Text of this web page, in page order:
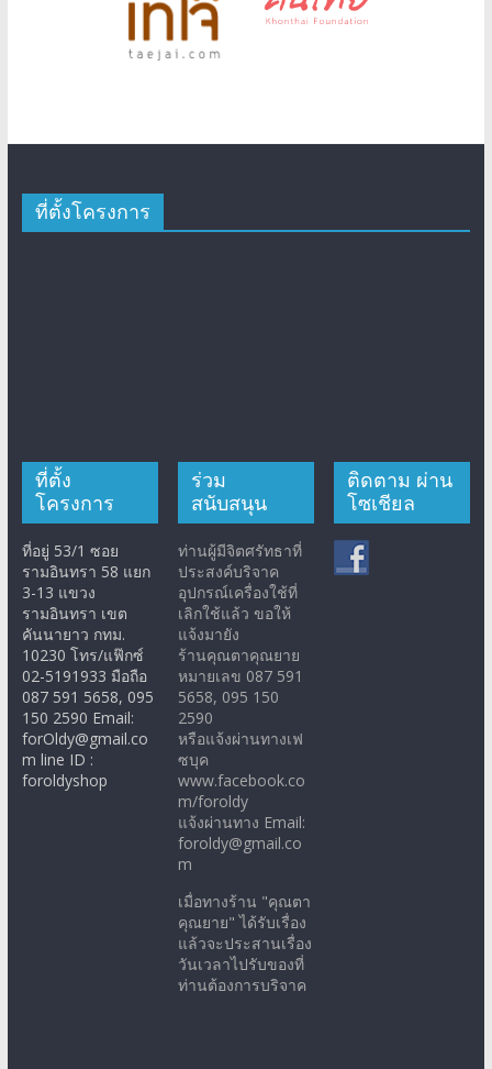
ที่ตั้งโครงการ
ที่ตั้ง
โครงการ
ที่อยู่ 53/1 ซอย
รามอินทรา 58 แยก
3-13 แขวง
รามอินทรา เขต
คันนายาว กทม.
10230 โทร/แฟ๊กซ์
02-5191933 มือถือ
087 591 5658, 095
150 2590 Email:
forOldy@gmail.co
m line ID :
foroldyshop
ร่วม
สนับสนุน
ท่านผู้มีจิตศรัทธาที่
ประสงค์บริจาค
อุปกรณ์เครื่องใช้ที่
เลิกใช้แล้ว ขอให้
แจ้งมายัง
ร้านคุณตาคุณยาย
หมายเลข 087 591
5658, 095 150
2590
หรือแจ้งผ่านทางเฟ
ซบุค
www.facebook.co
m/foroldy
แจ้งผ่านทาง Email:
foroldy@gmail.co
m
เมื่อทางร้าน "คุณตา
คุณยาย" ได้รับเรื่อง
แล้วจะประสานเรื่อง
วันเวลาไปรับของที่
ท่านต้องการบริจาค
ติดตาม ผ่าน
โซเชียล